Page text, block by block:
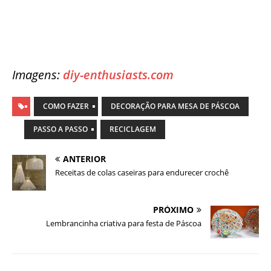
Imagens: diy-enthusiasts.com
COMO FAZER DECORAÇÃO PARA MESA DE PÁSCOA
PASSO A PASSO RECICLAGEM
ANTERIOR
Receitas de colas caseiras para endurecer crochê
PRÓXIMO
Lembrancinha criativa para festa de Páscoa